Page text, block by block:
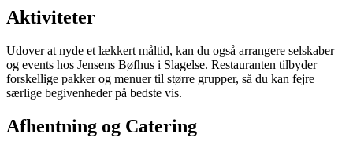
Aktiviteter
Udover at nyde et lækkert måltid, kan du også arrangere selskaber
og events hos Jensens Bøfhus i Slagelse. Restauranten tilbyder
forskellige pakker og menuer til større grupper, så du kan fejre
særlige begivenheder på bedste vis.
Afhentning og Catering